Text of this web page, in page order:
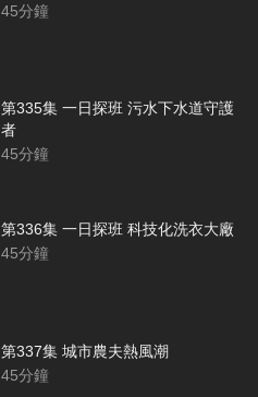
45分鐘
第335集 一日探班 污水下水道守護
者
45分鐘
第336集 一日探班 科技化洗衣大廠
45分鐘
第337集 城市農夫熱風潮
45分鐘